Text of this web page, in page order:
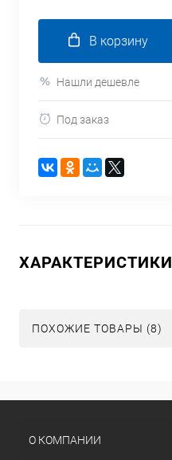
В корзину
Нашли дешевле
Под заказ
ХАРАКТЕРИСТИКИ
ПОХОЖИЕ ТОВАРЫ (8)
О КОМПАНИИ